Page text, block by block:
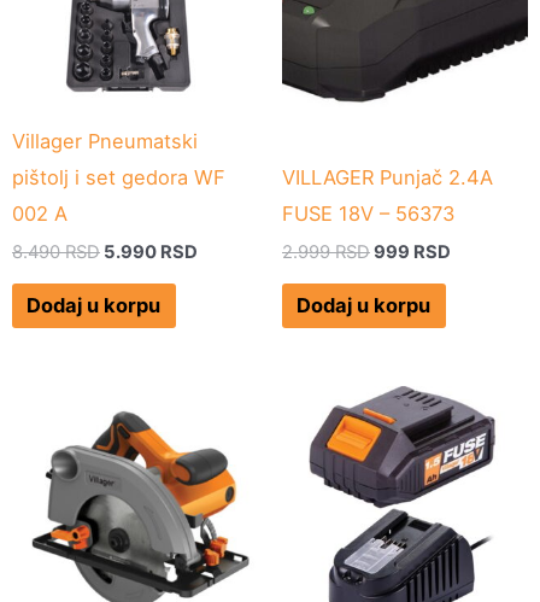
Villager Pneumatski
pištolj i set gedora WF
002 A
8.490RSD 5.990 RSD
Dodaj u korpu
VILLAGER Punjač 2.4A
FUSE 18V – 56373
2.999RSD999 RSD
Dodaj u korpu